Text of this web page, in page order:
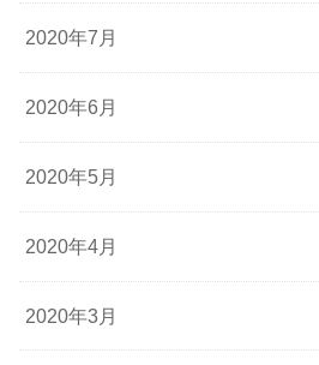
2020年7月
2020年6月
2020年5月
2020年4月
2020年3月